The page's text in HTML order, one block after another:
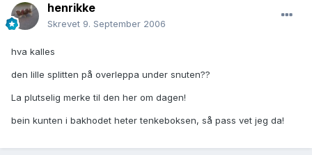
henrikke
Skrevet 9. September 2006
hva kalles
den lille splitten på overleppa under snuten??
La plutselig merke til den her om dagen!
bein kunten i bakhodet heter tenkeboksen, så pass vet jeg da!